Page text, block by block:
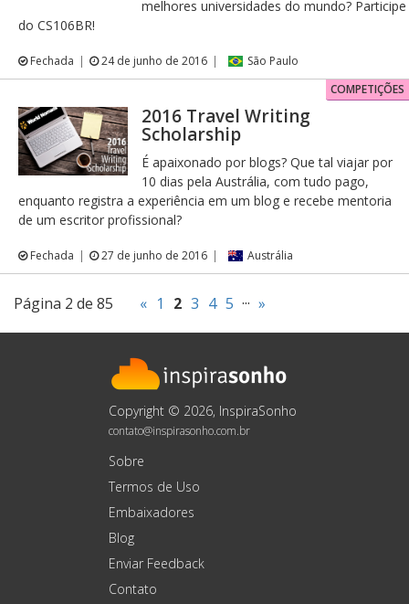
melhores universidades do mundo? Participe
do CS106BR!
Fechada 24 de junho de 2016
São Paulo
COMPETIÇÕES
2016 Travel Writing
Scholarship
É apaixonado por blogs? Que tal viajar por
10 dias pela Austrália, com tudo pago,
enquanto registra a experiência em um blog e recebe mentoria
de um escritor profissional?
Fechada 27 de junho de 2016 Austrália
Página 2 de 85 « 1 2 3 4 5 ··· »
Copyright © 2026, InspiraSonho
contato@inspirasonho.com.br
Sobre
Termos de Uso
Embaixadores
Blog
Enviar Feedback
Contato